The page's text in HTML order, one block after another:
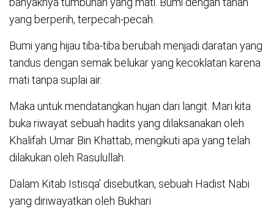
yang berperih, terpecah-pecah.
Bumi yang hijau tiba-tiba berubah menjadi daratan yang
tandus dengan semak belukar yang kecoklatan karena
mati tanpa suplai air.
Maka untuk mendatangkan hujan dari langit. Mari kita
buka riwayat sebuah hadits yang dilaksanakan oleh
Khalifah Umar Bin Khattab, mengikuti apa yang telah
dilakukan oleh Rasulullah.
Dalam Kitab Istisqa’ disebutkan, sebuah Hadist Nabi
yang diriwayatkan oleh Bukhari